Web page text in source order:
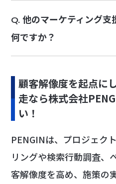
Q. 他のマーケティング支
何ですか？
顧客解像度を起点に
走なら株式会社
い！
PENGINは、プロジェク
リングや検索行動調査、
客解像度を高め、施策の